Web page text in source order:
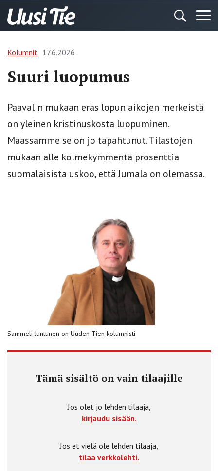
Kolumnit 17.6.2026
Suuri luopumus
Paavalin mukaan eräs lopun aikojen merkeistä
on yleinen kristinuskosta luopuminen.
Maassamme se on jo tapahtunut. Tilastojen
mukaan alle kolmekymmentä prosenttia
suomalaisista uskoo, että Jumala on olemassa.
Sammeli Juntunen on Uuden Tien kolumnisti.
Tämä sisältö on vain tilaajille
Jos olet jo lehden tilaaja,
kirjaudu sisään.
Jos et vielä ole lehden tilaaja,
tilaa verkkolehti.